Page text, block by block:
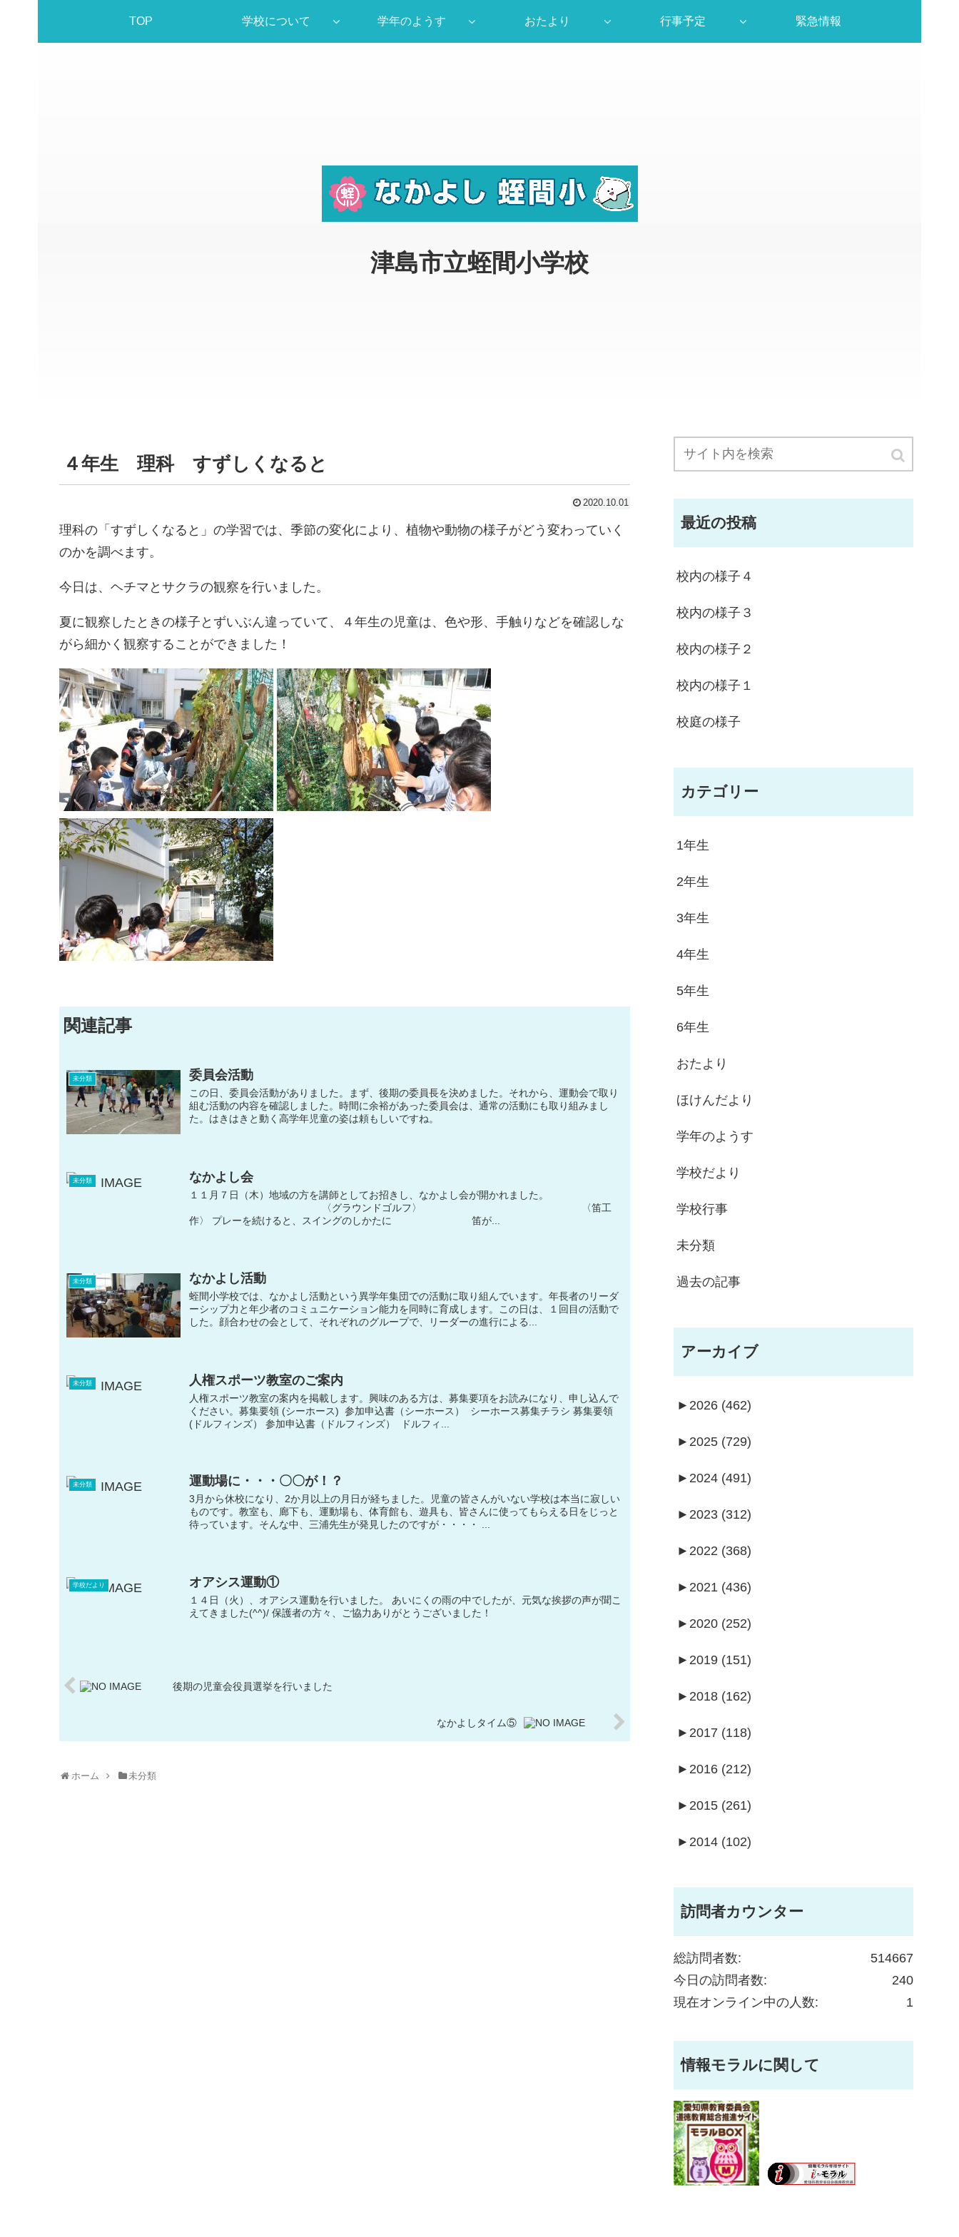
TOP 学校について 学年のようす おたより 行事予定 緊急情報
４年生 理科 すずしくなると
2020.10.01
理科の「すずしくなると」の学習では、季節の変化により、植物や動物の様子がどう変わっていく
のかを調べます。
今日は、ヘチマとサクラの観察を行いました。
夏に観察したときの様子とずいぶん違っていて、４年生の児童は、色や形、手触りなどを確認しな
がら細かく観察することができました！
関連記事
未分類 委員会活動
この日、委員会活動がありました。まず、後期の委員長を決めました。それから、運動会で取り
組む活動の内容を確認しました。時間に余裕があった委員会は、通常の活動にも取り組みまし
た。はきはきと動く高学年児童の姿は頼もしいですね。
未分類 なかよし会
１１月７日（木）地域の方を講師としてお招きし、なかよし会が開かれました。
〈グラウンドゴルフ〉 〈笛工
作〉 プレーを続けると、スイングのしかたに 笛が...
未分類 なかよし活動
蛭間小学校では、なかよし活動という異学年集団での活動に取り組んでいます。年長者のリーダ
ーシップ力と年少者のコミュニケーション能力を同時に育成します。この日は、１回目の活動で
した。顔合わせの会として、それぞれのグループで、リーダーの進行による...
未分類 人権スポーツ教室のご案内
人権スポーツ教室の案内を掲載します。興味のある方は、募集要項をお読みになり、申し込んで
ください。募集要領 (シーホース) 参加申込書（シーホース） シーホース募集チラシ 募集要領
(ドルフィンズ） 参加申込書（ドルフィンズ） ドルフィ...
未分類 運動場に・・・〇〇が！？
3月から休校になり、2か月以上の月日が経ちました。児童の皆さんがいない学校は本当に寂しい
ものです。教室も、廊下も、運動場も、体育館も、遊具も、皆さんに使ってもらえる日をじっと
待っています。そんな中、三浦先生が発見したのですが・・・・ ...
学校だより オアシス運動①
１４日（火）、オアシス運動を行いました。 あいにくの雨の中でしたが、元気な挨拶の声が聞こ
えてきました(^^)/ 保護者の方々、ご協力ありがとうございました！
後期の児童会役員選挙を行いました
なかよしタイム⑤
ホーム 未分類
最近の投稿
校内の様子４
校内の様子３
校内の様子２
校内の様子１
校庭の様子
カテゴリー
1年生
2年生
3年生
4年生
5年生
6年生
おたより
ほけんだより
学年のようす
学校だより
学校行事
未分類
過去の記事
アーカイブ
► 2026 (462)
► 2025 (729)
► 2024 (491)
► 2023 (312)
► 2022 (368)
► 2021 (436)
► 2020 (252)
► 2019 (151)
► 2018 (162)
► 2017 (118)
► 2016 (212)
► 2015 (261)
► 2014 (102)
訪問者カウンター
514667
総訪問者数:
240
今日の訪問者数:
1
現在オンライン中の人数:
情報モラルに関して